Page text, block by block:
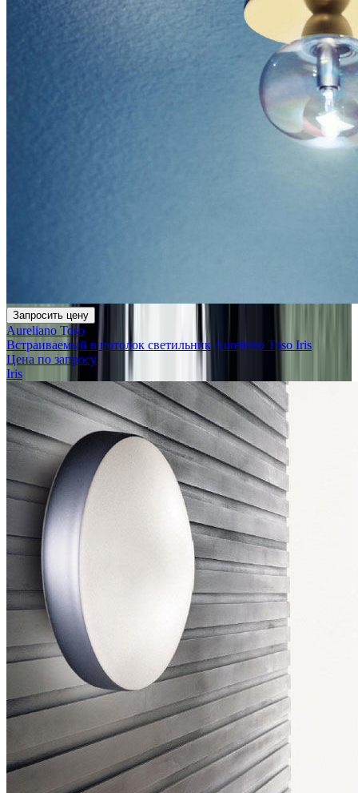
Запросить цену
Aureliano Toso
Встраиваемый в потолок светильник Aureliano Toso Iris
Цена по запросу
Iris